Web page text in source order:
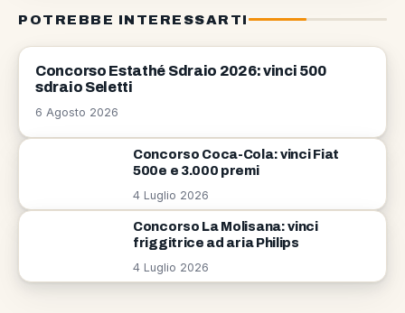
POTREBBE INTERESSARTI
CONCORSI
Concorso Estathé Sdraio 2026: vinci 500
sdraio Seletti
6 Agosto 2026
Concorso Coca-Cola: vinci Fiat
500e e 3.000 premi
4 Luglio 2026
Concorso La Molisana: vinci
friggitrice ad aria Philips
4 Luglio 2026